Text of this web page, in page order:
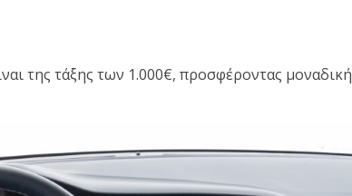
της τάξης των 1.000€, προσφέροντας μοναδική